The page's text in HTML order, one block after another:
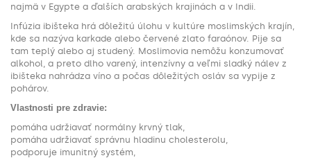
najmä v Egypte a ďalších arabských krajinách a v Indii.
Infúzia ibišteka hrá dôležitú úlohu v kultúre moslimských krajín,
kde sa nazýva karkade alebo červené zlato faraónov. Pije sa
tam teplý alebo aj studený. Moslimovia nemôžu konzumovať
alkohol, a preto dlho varený, intenzívny a veľmi sladký nálev z
ibišteka nahrádza víno a počas dôležitých osláv sa vypije z
pohárov.
Vlastnosti pre zdravie:
pomáha udržiavať normálny krvný tlak,
pomáha udržiavať správnu hladinu cholesterolu,
podporuje imunitný systém,